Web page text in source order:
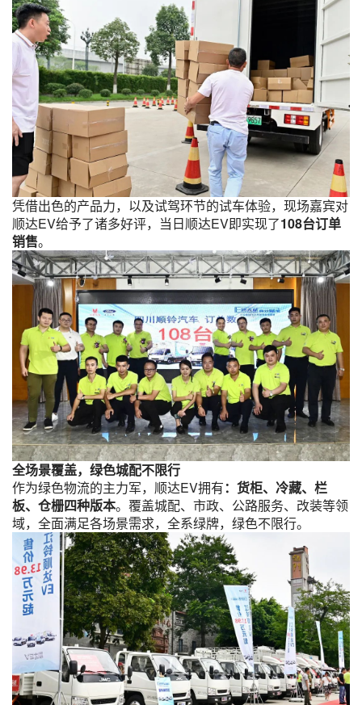
凭借出色的产品力，以及试驾环节的试车体验，现场嘉宾对
顺达EV给予了诸多好评，当日顺达EV即实现了108台订单
销售。
全场景覆盖，绿色城配不限行
作为绿色物流的主力军，顺达EV拥有：货柜、冷藏、栏
板、仓栅四种版本。覆盖城配、市政、公路服务、改装等领
域，全面满足各场景需求，全系绿牌，绿色不限行。